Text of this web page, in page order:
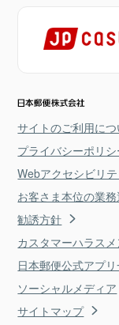
サイトのご利用につ
プライバシーポリシ
Webアクセシビリ
お客さま本位の業
勧誘方針
カスタマーハラス
日本郵便公式アプ
ソーシャルメディア
サイトマップ